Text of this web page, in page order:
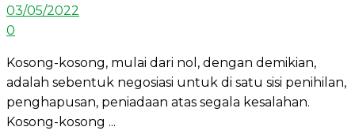
03/05/2022
0
Kosong-kosong, mulai dari nol, dengan demikian,
adalah sebentuk negosiasi untuk di satu sisi penihilan,
penghapusan, peniadaan atas segala kesalahan.
Kosong-kosong ...